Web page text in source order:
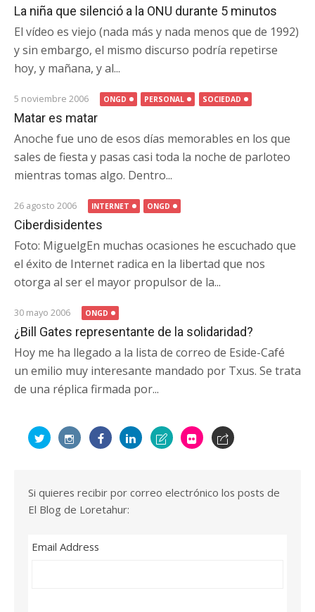
La niña que silenció a la ONU durante 5 minutos
El vídeo es viejo (nada más y nada menos que de 1992)
y sin embargo, el mismo discurso podría repetirse
hoy, y mañana, y al...
5 noviembre 2006 ONGD PERSONAL SOCIEDAD
Matar es matar
Anoche fue uno de esos días memorables en los que
sales de fiesta y pasas casi toda la noche de parloteo
mientras tomas algo. Dentro...
26 agosto 2006 INTERNET ONGD
Ciberdisidentes
Foto: MiguelgEn muchas ocasiones he escuchado que
el éxito de Internet radica en la libertad que nos
otorga al ser el mayor propulsor de la...
30 mayo 2006 ONGD
¿Bill Gates representante de la solidaridad?
Hoy me ha llegado a la lista de correo de Eside-Café
un emilio muy interesante mandado por Txus. Se trata
de una réplica firmada por...
Si quieres recibir por correo electrónico los posts de
El Blog de Loretahur:
Email Address